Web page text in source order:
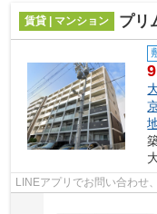
賃貸 | マンション プリ
LINEアプリでお問い合わせ